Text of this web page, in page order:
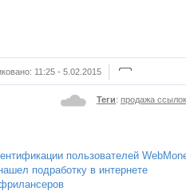
11:25 - 5.02.2015
Теги: продажа ссылок
пользователей
подработку в интернете